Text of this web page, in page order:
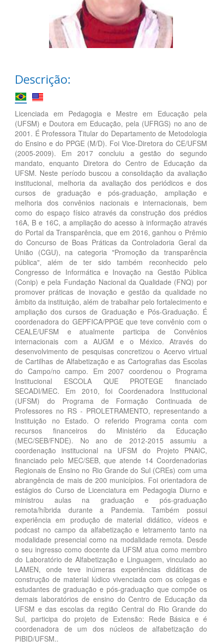
Descrição:
Licenciada em Pedagogia e Mestre em Educação pela
(UFSM) e Doutora em Educação, pela (UFRGS) no ano de
2001. É Professora Titular do Departamento de Metodologia
do Ensino e do PPGE (M/D). Foi Vice-Diretora do CE/UFSM
(2005-2009). Em 2017 concluiu a gestão do segundo
mandato, enquanto Diretora do Centro de Educação da
UFSM. Neste período buscou a consolidação da avaliação
institucional, melhoria da avaliação dos periódicos e dos
cursos de graduação e pós-graduação, ampliação e
melhoria dos convênios nacionais e internacionais, bem
como do espaço físico através da construção dos prédios
16A, B e 16C, a ampliação do acesso à informação através
do Portal da Transparência, que em 2016, ganhou o Prêmio
do Concurso de Boas Práticas da Controladoria Geral da
União (CGU), na categoria "Promoção da transparência
pública", além de ter sido também reconhecido pelo
Congresso de Informática e Inovação na Gestão Pública
(Conip) e pela Fundação Nacional da Qualidade (FNQ) por
promover práticas de inovação e gestão da qualidade no
âmbito da instituição, além de trabalhar pelo fortalecimento e
ampliação dos cursos de Graduação e Pós-Graduação. É
coordenadora do GEPFICA/PPGE que teve convênio com o
CEALE/UFSM e atualmente participa de Convênios
internacionais com a AUGM e o México. Através do
desenvolvimento de pesquisas concretizou o Acervo virtual
de Cartilhas de Alfabetização e as Cartografias das Escolas
do Campo/no campo. Em 2007 coordenou o Programa
Institucional ESCOLA QUE PROTEGE financiado
SECADI/MEC. Em 2010, foi Coordenadora Institucional
(UFSM) do Programa de Formação Continuada de
Professores no RS - PROLETRAMENTO, representando a
Instituição no Estado. O referido Programa conta com
recursos financeiros do Ministério da Educação
(MEC/SEB/FNDE). No ano de 2012-2015 assumiu a
coordenação institucional na UFSM do Projeto PNAIC,
financiado pelo MEC/SEB, que atende 14 Coordenadorias
Regionais de Ensino no Rio Grande do Sul (CREs) com uma
abrangência de mais de 200 municípios. Foi orientadora de
estágios do Curso de Licenciatura em Pedagogia Diurno e
ministrou aulas na graduação e pós-graduação
remota/híbrida durante a Pandemia. Também possui
experiência em produção de material didático, vídeos e
podcast no campo da alfabetização e letramento tanto na
modalidade presencial como na modalidade remota. Desde
o seu ingresso como docente da UFSM atua como membro
do Laboratório de Alfabetização e Linguagem, vinculado ao
LAMEN, onde teve inúmeras experiências didáticas de
construção de material lúdico vivenciada com os colegas e
estudantes de graduação e pós-graduação que compõe os
demais laboratórios de ensino do Centro de Educação da
UFSM e das escolas da região Central do Rio Grande do
Sul, participa do projeto de Extensão: Rede Básica e é
coordenadora de um dos núcleos de alfabetização do
PIBID/UFSM..